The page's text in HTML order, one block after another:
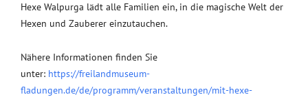
Hexe Walpurga lädt alle Familien ein, in die magische Welt der
Hexen und Zauberer einzutauchen.
Nähere Informationen finden Sie
unter: https://freilandmuseum-
fladungen.de/de/programm/veranstaltungen/mit-hexe-